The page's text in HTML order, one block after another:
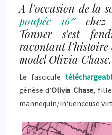
A l’occasion de la
poupée 16″chez
Tonner s’est
racontant l’histoire
model Olivia Chase.
Le fascicule
génèse d’Olivia Chase,
mannequin/infuenceuse